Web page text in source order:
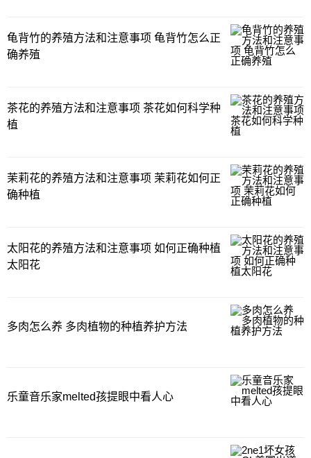
龟背竹的养殖方法和注意事项 龟背竹怎么正
确养殖
茶花的养殖方法和注意事项 茶花如何科学种
植
茉莉花的养殖方法和注意事项 茉莉花如何正
确种植
太阳花的养殖方法和注意事项 如何正确种植
太阳花
多肉怎么养 多肉植物的种植养护方法
乐童音乐家melted孩提眼中看人心